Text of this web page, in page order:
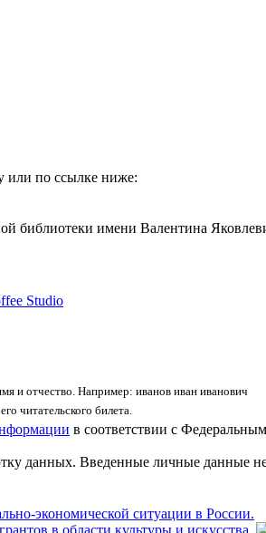
или по ссылке ниже:
библиотеки имени Валентина
Studio
и отчество. Например: иванов иван иванович
читательского билета.
в соответствии с
данных. Введенные личные данные